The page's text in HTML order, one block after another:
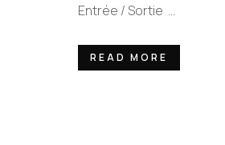
Entrée / Sortie ...
READ MORE